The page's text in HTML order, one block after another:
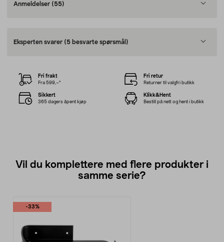
Anmeldelser (55)
Eksperten svarer (5 besvarte spørsmål)
Fri frakt
Fra 599,–*
Fri retur
Returner til valgfri butikk
Sikkert
365 dagers åpent kjøp
Klikk&Hent
Bestill på nett og hent i butikk
Vil du komplettere med flere produkter i
samme serie?
-33%